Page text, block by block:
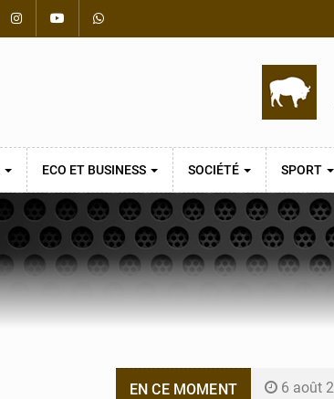
ECO ET BUSINESS SOCIÉTÉ SPORT
EN CE MOMENT 6 août